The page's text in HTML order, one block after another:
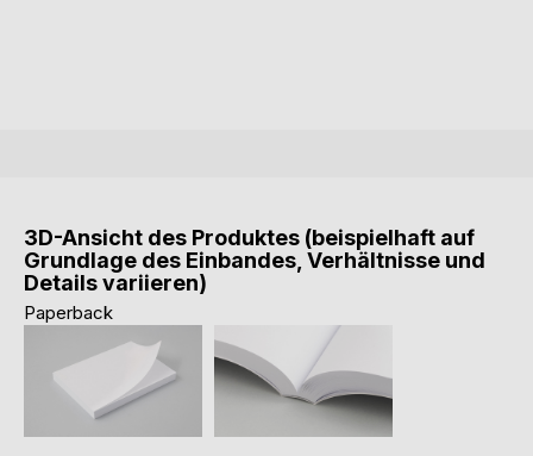
3D-Ansicht des Produktes (beispielhaft auf
Grundlage des Einbandes, Verhältnisse und
Details variieren)
Paperback